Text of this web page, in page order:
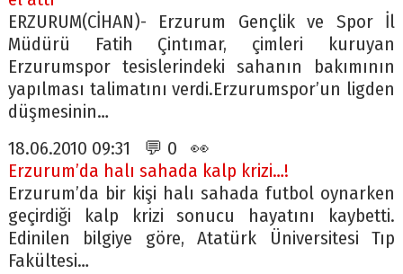
ERZURUM(CİHAN)- Erzurum Gençlik ve Spor İl
Müdürü Fatih Çintımar, çimleri kuruyan
Erzurumspor tesislerindeki sahanın bakımının
yapılması talimatını verdi.Erzurumspor’un ligden
düşmesinin…
18.06.2010 09:31 💬 0 👀
Erzurum’da halı sahada kalp krizi…!
Erzurum’da bir kişi halı sahada futbol oynarken
geçirdiği kalp krizi sonucu hayatını kaybetti.
Edinilen bilgiye göre, Atatürk Üniversitesi Tıp
Fakültesi…